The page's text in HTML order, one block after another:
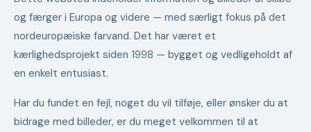
og færger i Europa og videre — med særligt fokus på det
nordeuropæiske farvand. Det har været et
kærlighedsprojekt siden 1998 — bygget og vedligeholdt af
en enkelt entusiast.
Har du fundet en fejl, noget du vil tilføje, eller ønsker du at
bidrage med billeder, er du meget velkommen til at